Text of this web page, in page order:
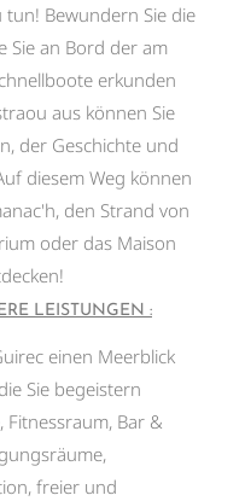
tun! Bewundern Sie die
Sie an Bord der am
erkunden
aus können Sie
der Geschichte und
diesem Weg können
den Strand von
oder das Maison
LEISTUNGEN :
einen Meerblick
Sie begeistern
Bar &
freier und